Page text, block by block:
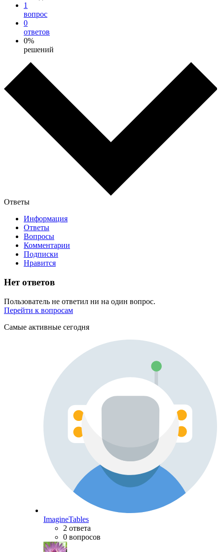
1
вопрос
0
ответов
0%
решений
Ответы
Информация
Ответы
Вопросы
Комментарии
Подписки
Нравится
Нет ответов
Пользователь не ответил ни на один вопрос.
Перейти к вопросам
Самые активные сегодня
ImagineTables
2 ответа
0 вопросов